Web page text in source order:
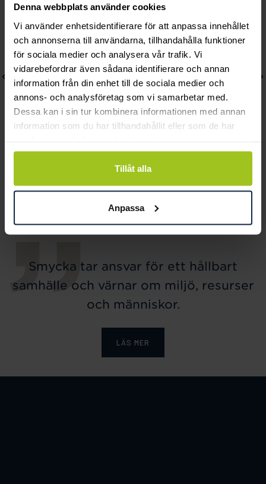
Denna webbplats använder cookies
Vi använder enhetsidentifierare för att anpassa innehållet
och annonserna till användarna, tillhandahålla funktioner
för sociala medier och analysera vår trafik. Vi
vidarebefordrar även sådana identifierare och annan
information från din enhet till de sociala medier och
annons- och analysföretag som vi samarbetar med.
Dessa kan i sin tur kombinera informationen med annan
information som du har tillhandahållit eller som de har
Tillåt alla
Anpassa
Chrysolite
Emily pearl bracelet -
Ivory
Pris
349 kr
Smycka tar ansvar för ett hållbart
samhälle och värnar om miljö, resurser
och människor.
LÄS MER